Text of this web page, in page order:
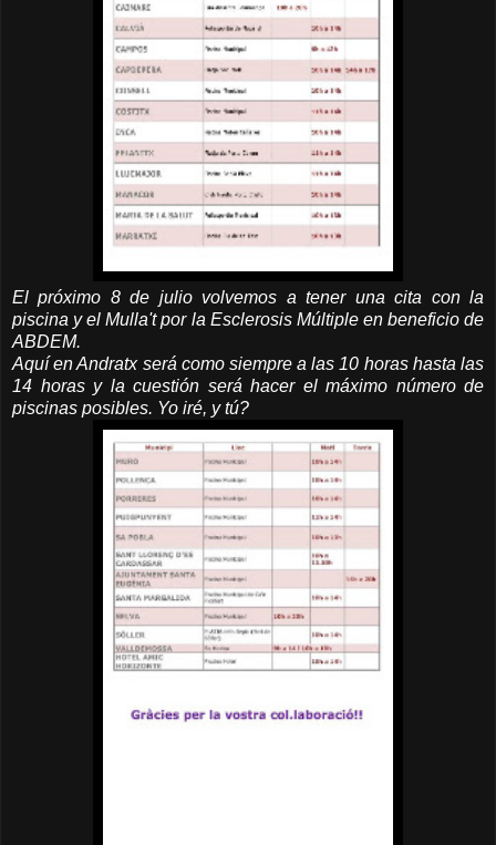
El próximo 8 de julio volvemos a tener una cita con la
piscina y el Mulla't por la Esclerosis Múltiple en beneficio de
ABDEM.
Aquí en Andratx será como siempre a las 10 horas hasta las
14 horas y la cuestión será hacer el máximo número de
piscinas posibles. Yo iré, y tú?